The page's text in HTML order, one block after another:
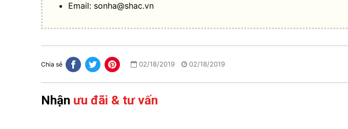
Email: sonha@shac.vn
Chia sẻ 02/18/2019 02/18/2019
Nhận ưu đãi & tư vấn